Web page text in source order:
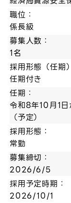
職位：
係長級
募集人数：
1名
採用形態（任期
任期付き
任期：
令和8年10月1
（予定）
採用形態：
常勤
募集締切：
2026/6/5
採用予定時期：
2026/10/1